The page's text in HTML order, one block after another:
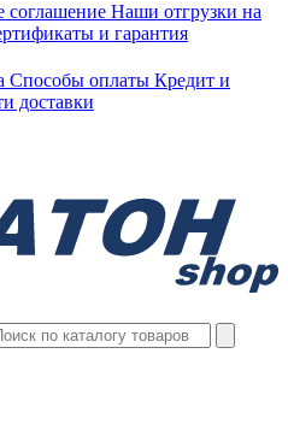
соглашение Наши отгрузки на
и гарантия
Способы оплаты Кредит и
доставки